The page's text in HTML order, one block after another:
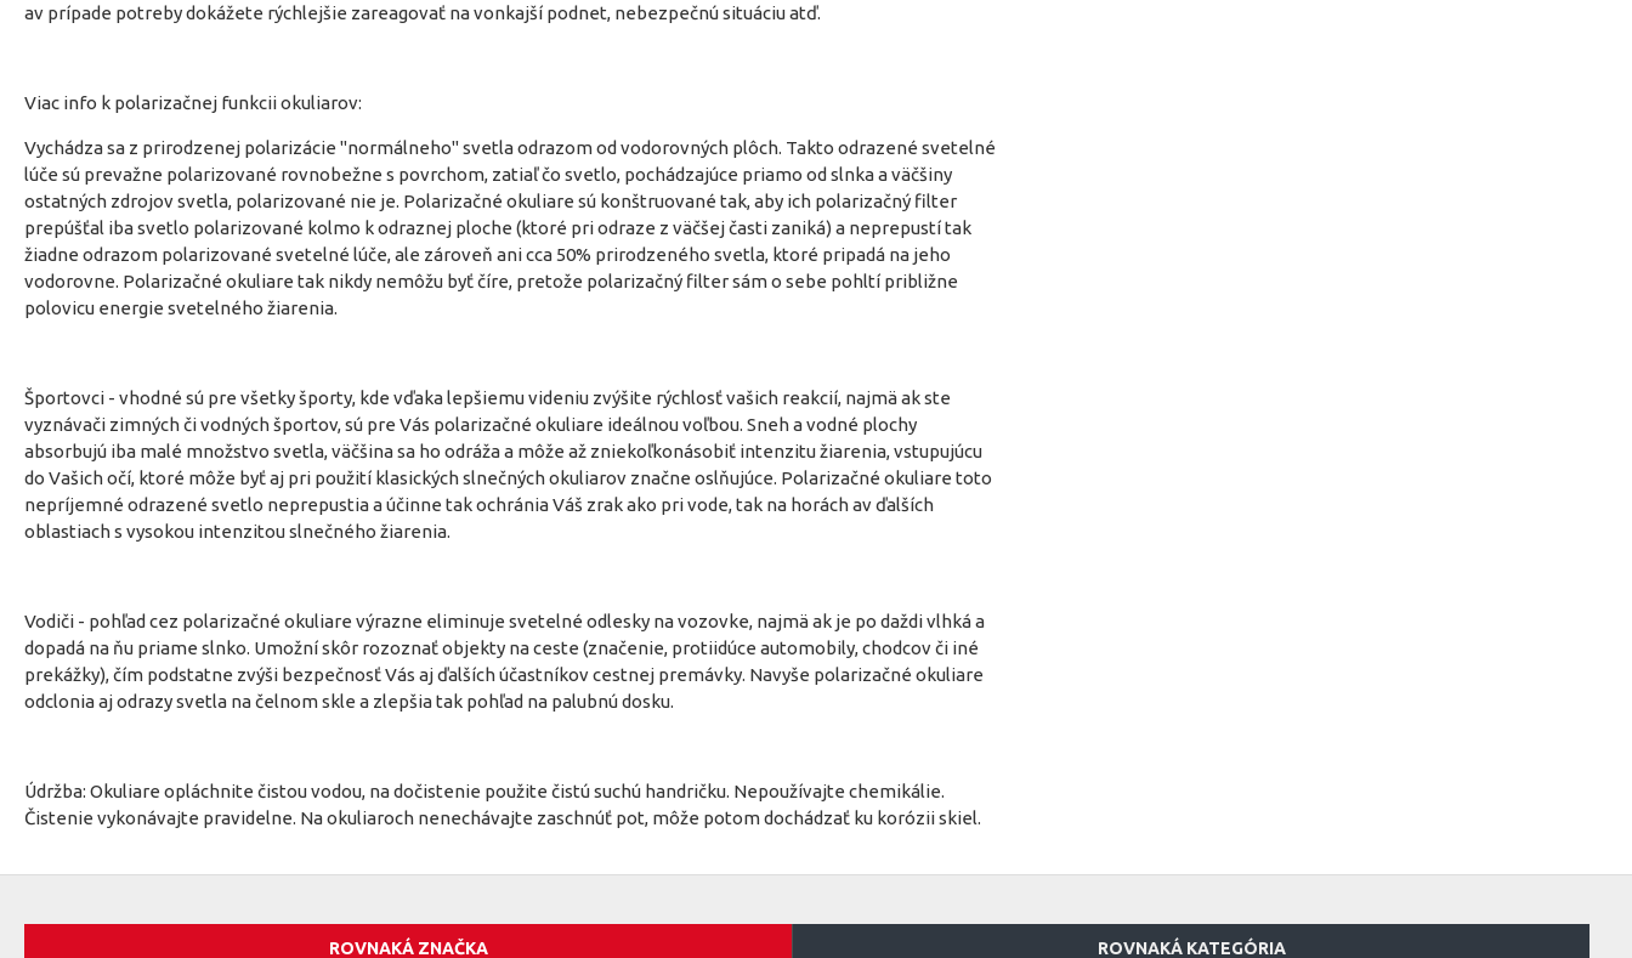
av prípade potreby dokážete rýchlejšie zareagovať na vonkajší podnet, nebezpečnú situáciu atď.
Viac info k polarizačnej funkcii okuliarov:
Vychádza sa z prirodzenej polarizácie "normálneho" svetla odrazom od vodorovných plôch. Takto odrazené svetelné
lúče sú prevažne polarizované rovnobežne s povrchom, zatiaľ čo svetlo, pochádzajúce priamo od slnka a väčšiny
ostatných zdrojov svetla, polarizované nie je. Polarizačné okuliare sú konštruované tak, aby ich polarizačný filter
prepúšťal iba svetlo polarizované kolmo k odraznej ploche (ktoré pri odraze z väčšej časti zaniká) a neprepustí tak
žiadne odrazom polarizované svetelné lúče, ale zároveň ani cca 50% prirodzeného svetla, ktoré pripadá na jeho
vodorovne. Polarizačné okuliare tak nikdy nemôžu byť číre, pretože polarizačný filter sám o sebe pohltí približne
polovicu energie svetelného žiarenia.
Športovci - vhodné sú pre všetky športy, kde vďaka lepšiemu videniu zvýšite rýchlosť vašich reakcií, najmä ak ste
vyznávači zimných či vodných športov, sú pre Vás polarizačné okuliare ideálnou voľbou. Sneh a vodné plochy
absorbujú iba malé množstvo svetla, väčšina sa ho odráža a môže až zniekoľkonásobiť intenzitu žiarenia, vstupujúcu
do Vašich očí, ktoré môže byť aj pri použití klasických slnečných okuliarov značne oslňujúce. Polarizačné okuliare toto
nepríjemné odrazené svetlo neprepustia a účinne tak ochránia Váš zrak ako pri vode, tak na horách av ďalších
oblastiach s vysokou intenzitou slnečného žiarenia.
Vodiči - pohľad cez polarizačné okuliare výrazne eliminuje svetelné odlesky na vozovke, najmä ak je po daždi vlhká a
dopadá na ňu priame slnko. Umožní skôr rozoznať objekty na ceste (značenie, protiidúce automobily, chodcov či iné
prekážky), čím podstatne zvýši bezpečnosť Vás aj ďalších účastníkov cestnej premávky. Navyše polarizačné okuliare
odclonia aj odrazy svetla na čelnom skle a zlepšia tak pohľad na palubnú dosku.
Údržba: Okuliare opláchnite čistou vodou, na dočistenie použite čistú suchú handričku. Nepoužívajte chemikálie.
Čistenie vykonávajte pravidelne. Na okuliaroch nenechávajte zaschnúť pot, môže potom dochádzať ku korózii skiel.
ROVNAKÁ ZNAČKA ROVNAKÁ KATEGÓRIA